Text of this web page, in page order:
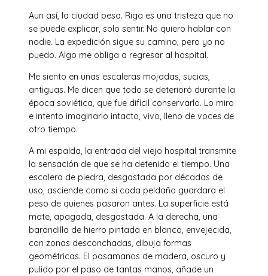
Aun así, la ciudad pesa. Riga es una tristeza que no
se puede explicar, solo sentir. No quiero hablar con
nadie. La expedición sigue su camino, pero yo no
puedo. Algo me obliga a regresar al hospital.
Me siento en unas escaleras mojadas, sucias,
antiguas. Me dicen que todo se deterioró durante la
época soviética, que fue difícil conservarlo. Lo miro
e intento imaginarlo intacto, vivo, lleno de voces de
otro tiempo.
A mi espalda, la entrada del viejo hospital transmite
la sensación de que se ha detenido el tiempo. Una
escalera de piedra, desgastada por décadas de
uso, asciende como si cada peldaño guardara el
peso de quienes pasaron antes. La superficie está
mate, apagada, desgastada. A la derecha, una
barandilla de hierro pintada en blanco, envejecida,
con zonas desconchadas, dibuja formas
geométricas. El pasamanos de madera, oscuro y
pulido por el paso de tantas manos, añade un